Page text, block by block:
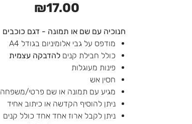
₪17.00
חנוכיה עם שם או תמונה - דגם כוכבים
מודפס על גבי אלומיניום בגודל A4
כולל חבילת קנים להדבקה עצמית
פינות מעוגלות
חסין אש
מגיע עם תמונה או שם פרטי/משפחה
ניתן להוסיף הקדשה או כיתוב אחיד
ניתן לקבל ארוז אחד אחד כולל קנים